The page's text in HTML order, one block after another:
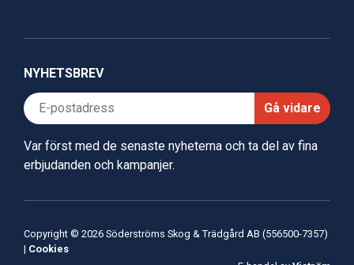
NYHETSBREV
Gå vidare
Var först med de senaste nyheterna och ta del av fina
erbjudanden och kampanjer.
Copyright © 2026 Söderströms Skog & Trädgård AB (556500-7357)
| Cookies